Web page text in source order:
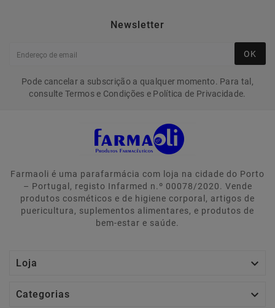
Newsletter
OK
Pode cancelar a subscrição a qualquer momento. Para tal,
consulte Termos e Condições e Política de Privacidade.
Farmaoli é uma parafarmácia com loja na cidade do Porto
– Portugal, registo Infarmed n.º 00078/2020. Vende
produtos cosméticos e de higiene corporal, artigos de
puericultura, suplementos alimentares, e produtos de
bem-estar e saúde.
Loja 
Categorias 